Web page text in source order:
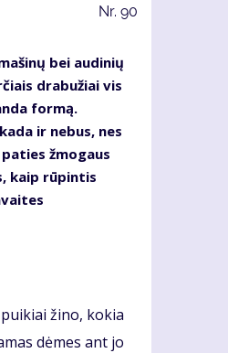
Nr. 90
bei audinių
drabužiai vis
formą.
ir nebus, nes
žmogaus
kaip rūpintis
žino, kokia
dėmes ant jo